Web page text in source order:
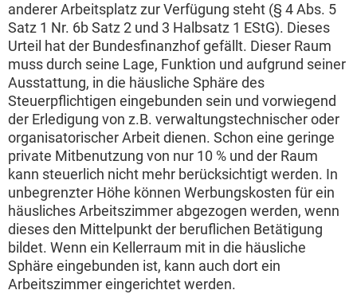
anderer Arbeitsplatz zur Verfügung steht (§ 4 Abs. 5
Satz 1 Nr. 6b Satz 2 und 3 Halbsatz 1 EStG). Dieses
Urteil hat der Bundesfinanzhof gefällt. Dieser Raum
muss durch seine Lage, Funktion und aufgrund seiner
Ausstattung, in die häusliche Sphäre des
Steuerpflichtigen eingebunden sein und vorwiegend
der Erledigung von z.B. verwaltungstechnischer oder
organisatorischer Arbeit dienen. Schon eine geringe
private Mitbenutzung von nur 10 % und der Raum
kann steuerlich nicht mehr berücksichtigt werden. In
unbegrenzter Höhe können Werbungskosten für ein
häusliches Arbeitszimmer abgezogen werden, wenn
dieses den Mittelpunkt der beruflichen Betätigung
bildet. Wenn ein Kellerraum mit in die häusliche
Sphäre eingebunden ist, kann auch dort ein
Arbeitszimmer eingerichtet werden.